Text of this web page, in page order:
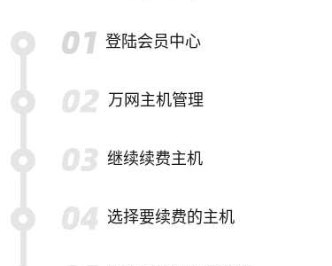
登陆会员中心
万网主机管理
继续续费主机
选择要续费的主机